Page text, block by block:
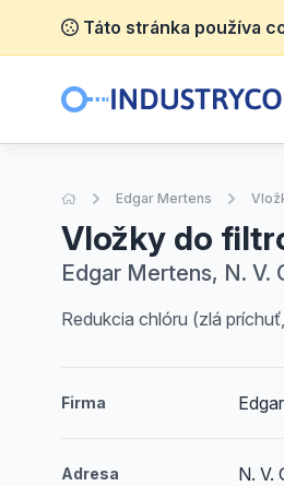
Táto stránka používa
Úvodná stránka
Edgar Mertens
Vložky do
Edgar Mertens, N. V.
Redukcia chlóru (zlá
Firma
Adresa N. V.